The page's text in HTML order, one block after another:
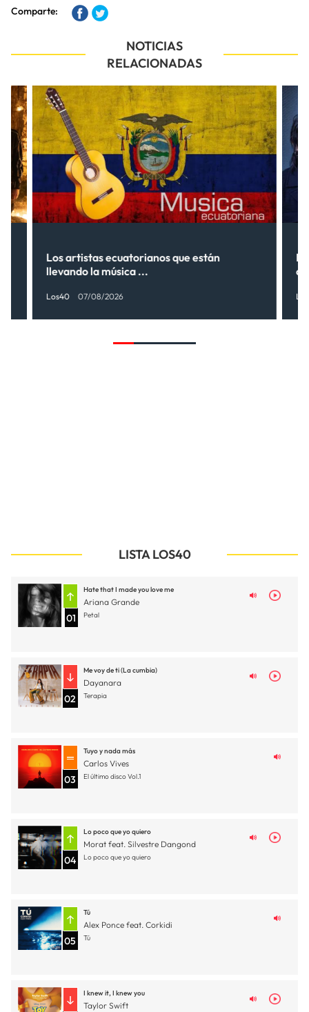
Comparte:
NOTICIAS
RELACIONADAS
Los artistas ecuatorianos que están
llevando la música ...
Los40 07/08/2026
LISTA LOS40
01
Hate that I made you love me
Ariana Grande
Petal
02
Me voy de ti (La cumbia)
Dayanara
Terapia
03
Tuyo y nada más
Carlos Vives
El último disco Vol.1
04
Lo poco que yo quiero
Morat feat. Silvestre Dangond
Lo poco que yo quiero
05
Tú
Alex Ponce feat. Corkidi
Tú
I knew it, I knew you
Taylor Swift